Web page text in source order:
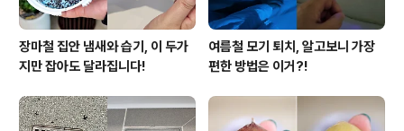
장마철 집안 냄새와 습기, 이 두가
지만 잡아도 달라집니다!
여름철 모기 퇴치, 알고보니 가장
편한 방법은 이거?!